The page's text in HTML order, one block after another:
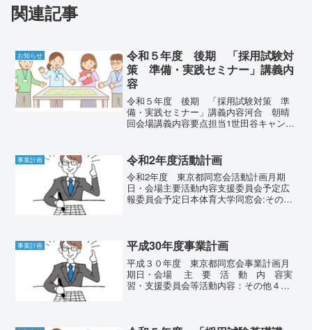
関連記事
お知らせ
令和５年度 後期 「採用試験対
策 準備・実践セミナー」講義内
容
令和５年度 後期 「採用試験対策 準
備・実践セミナー」講義内容河合 朝晴
回会場講義内容要点担当1世田谷キャンパ
試験の分析と傾向□ 教師の道 1学校現
場で求められる...
事業計画 令和2年度活動計画
令和2年度 東京都同窓会活動計画月期
日・会場主要活動内容支援委員会予定広
報委員会予定日本体育大学同窓会:その他
講...
事業計画 平成30年度事業計画
平成３０年度 東京都同窓会事業計画月
期日・会場 主 要 活 動 内 容実
習・支援委員会等活動内容：その他４４